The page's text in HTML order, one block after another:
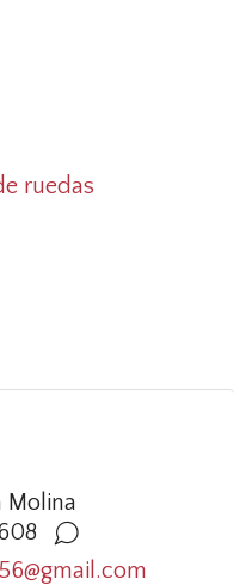
ruedas
Molina